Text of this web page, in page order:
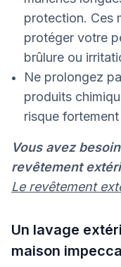
protection. Ces
protéger votre
brûlure ou
Ne prolongez
produits
risque fortement
Vous avez
revêtement
Le revêtement
Un lavage
maison